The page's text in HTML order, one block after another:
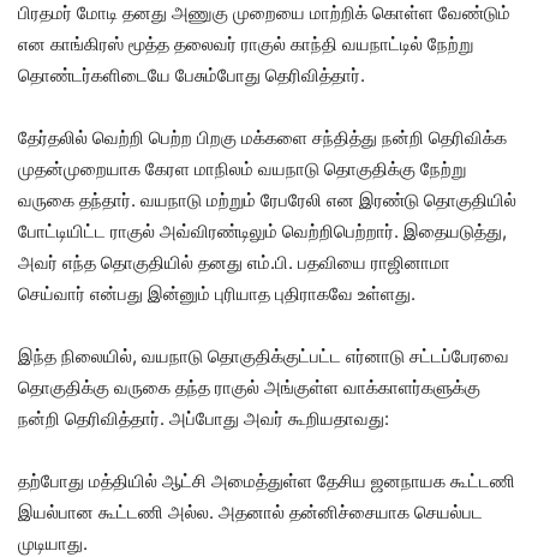
பிரதமர் மோடி தனது அணுகு முறையை மாற்றிக் கொள்ள வேண்டும்
என காங்கிரஸ் மூத்த தலைவர் ராகுல் காந்தி வயநாட்டில் நேற்று
தொண்டர்களிடையே பேசும்போது தெரிவித்தார்.
தேர்தலில் வெற்றி பெற்ற பிறகு மக்களை சந்தித்து நன்றி தெரிவிக்க
முதன்முறையாக கேரள மாநிலம் வயநாடு தொகுதிக்கு நேற்று
வருகை தந்தார். வயநாடு மற்றும் ரேபரேலி என இரண்டு தொகுதியில்
போட்டியிட்ட ராகுல் அவ்விரண்டிலும் வெற்றிபெற்றார். இதையடுத்து,
அவர் எந்த தொகுதியில் தனது எம்.பி. பதவியை ராஜினாமா
செய்வார் என்பது இன்னும் புரியாத புதிராகவே உள்ளது.
இந்த நிலையில், வயநாடு தொகுதிக்குட்பட்ட எர்னாடு சட்டப்பேரவை
தொகுதிக்கு வருகை தந்த ராகுல் அங்குள்ள வாக்காளர்களுக்கு
நன்றி தெரிவித்தார். அப்போது அவர் கூறியதாவது:
தற்போது மத்தியில் ஆட்சி அமைத்துள்ள தேசிய ஜனநாயக கூட்டணி
இயல்பான கூட்டணி அல்ல. அதனால் தன்னிச்சையாக செயல்பட
முடியாது.